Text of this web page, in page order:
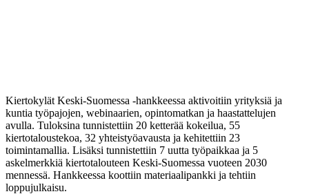
Kiertokylät Keski-Suomessa -hankkeessa aktivoitiin yrityksiä ja
kuntia työpajojen, webinaarien, opintomatkan ja haastattelujen
avulla. Tuloksina tunnistettiin 20 ketterää kokeilua, 55
kiertotaloustekoa, 32 yhteistyöavausta ja kehitettiin 23
toimintamallia. Lisäksi tunnistettiin 7 uutta työpaikkaa ja 5
askelmerkkiä kiertotalouteen Keski-Suomessa vuoteen 2030
mennessä. Hankkeessa koottiin materiaalipankki ja tehtiin
loppujulkaisu.